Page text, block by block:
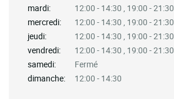
mardi:
12:00 - 14:30 , 19:00 - 21:30
mercredi:
12:00 - 14:30 , 19:00 - 21:30
jeudi:
12:00 - 14:30 , 19:00 - 21:30
vendredi:
12:00 - 14:30 , 19:00 - 21:30
samedi:
Fermé
dimanche:
12:00 - 14:30